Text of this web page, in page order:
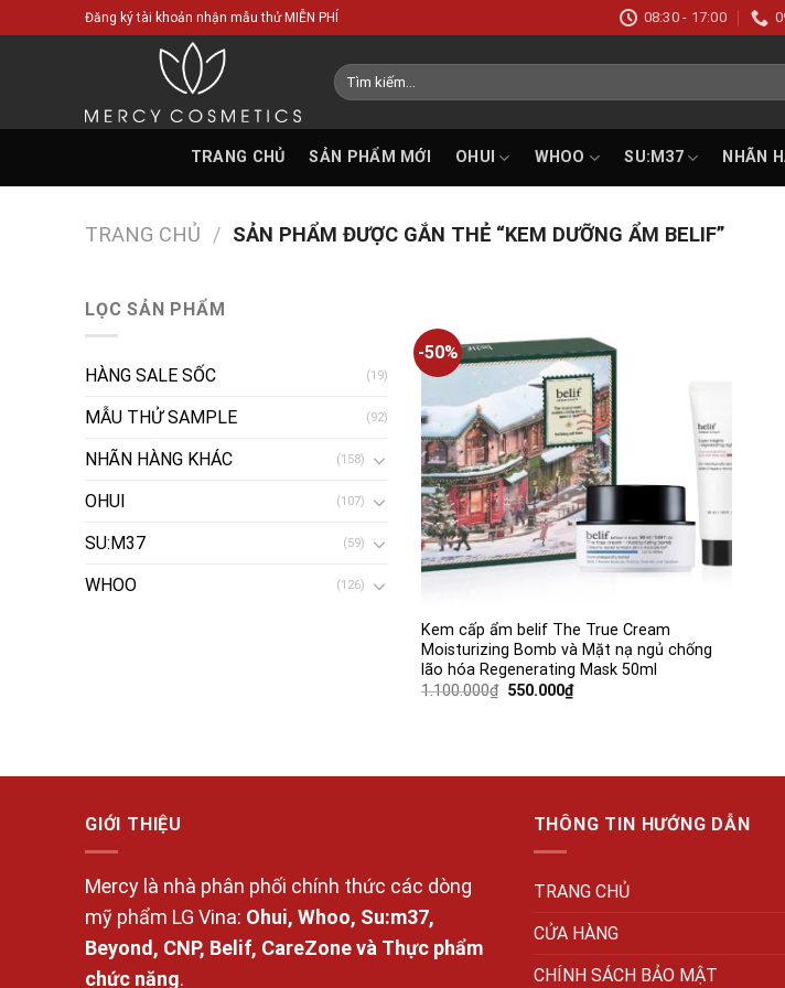
to
Đăng ký tài khoản nhận mẫu thử MIỄN PHÍ 08:30 - 17:00
Tìm
kiếm:
TRANG CHỦ SẢN PHẨM MỚI OHUI WHOO SU:M37 NHÃN
TRANG CHỦ / SẢN PHẨM ĐƯỢC GẮN THẺ “KEM DƯỠNG ẨM BELIF”
LỌC SẢN PHẨM
HÀNG SALE SỐC (19)
MẪU THỬ SAMPLE (92)
NHÃN HÀNG KHÁC (158)
OHUI (107)
SU:M37 (59)
WHOO (126)
-50%
Kem cấp ẩm belif The True Cream
Moisturizing Bomb và Mặt nạ ngủ chống
lão hóa Regenerating Mask 50ml
1.100.000₫ Giá
550.000₫Giá
hiện
GIỚI THIỆU
Mercy là nhà phân phối chính thức các dòng
mỹ phẩm LG Vina: Ohui, Whoo, Su:m37,
Beyond, CNP, Belif, CareZone và Thực phẩm
chức năng.
THÔNG TIN HƯỚNG DẪN
TRANG CHỦ
CỬA HÀNG
CHÍNH SÁCH BẢO MẬT